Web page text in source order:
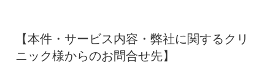
【本件・サービス内容・弊社に関するクリ
ニック様からのお問合せ先】